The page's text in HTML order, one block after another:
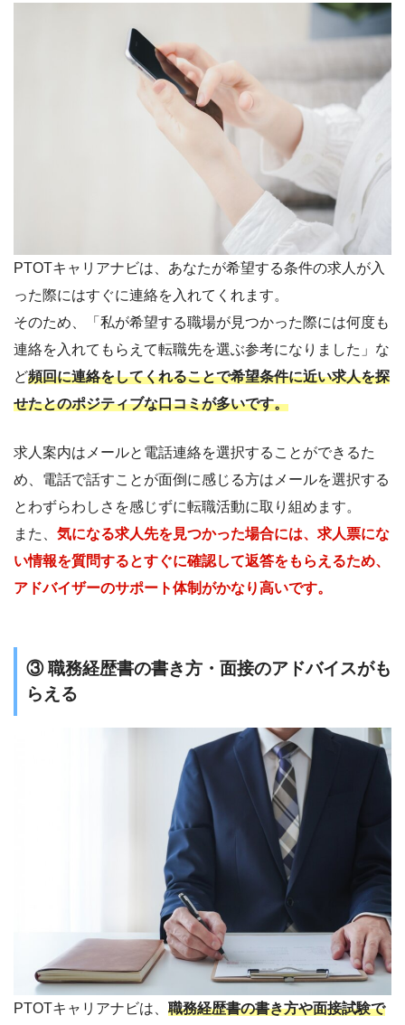
PTOTキャリアナビは、あなたが希望する条件の求人が入
った際にはすぐに連絡を入れてくれます。
そのため、「私が希望する職場が見つかった際には何度も
連絡を入れてもらえて転職先を選ぶ参考になりました」な
ど頻回に連絡をしてくれることで希望条件に近い求人を探
せたとのポジティブな口コミが多いです。
求人案内はメールと電話連絡を選択することができるた
め、電話で話すことが面倒に感じる方はメールを選択する
とわずらわしさを感じずに転職活動に取り組めます。
また、 気になる求人先を見つかった場合には、求人票にな
い情報を質問するとすぐに確認して返答をもらえるため、
アドバイザーのサポート体制がかなり高いです。
③ 職務経歴書の書き方・面接のアドバイスがも
らえる
PTOTキャリアナビは、 職務経歴書の書き方や面接試験で